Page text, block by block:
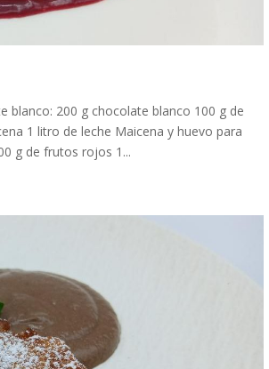
blanco: 200 g chocolate blanco 100 g de
1 litro de leche Maicena y huevo para
g de frutos rojos 1...